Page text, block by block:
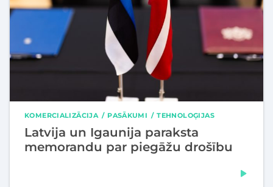
KOMERCIALIZĀCIJA PASĀKUMI TEHNOLOĢIJAS
Latvija un Igaunija paraksta
memorandu par piegāžu drošību